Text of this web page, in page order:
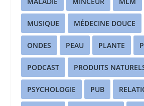
MUSIQUE MÉDECINE DOUCE
ONDES PEAU PLANTE
PODCAST PRODUITS
PSYCHOLOGIE PUB